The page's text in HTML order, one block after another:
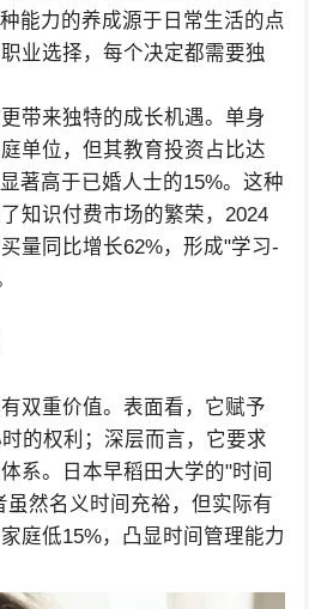
能力的养成源于日常生活的点
业选择，每个决定都需要独
带来独特的成长机遇。单身
单位，但其教育投资占比达
著高于已婚人士的15%。这种
知识付费市场的繁荣，2024
量同比增长62%，形成"学习-
双重价值。表面看，它赋予
的权利；深层而言，它要求
系。日本早稻田大学的"时间
虽然名义时间充裕，但实际有
庭低15%，凸显时间管理能力